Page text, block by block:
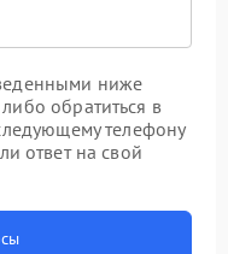
ниже
обратиться в
телефону
ответ на свой